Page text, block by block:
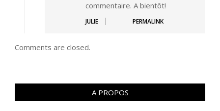
commentaire. A bientôt!
JULIE PERMALINK
Comments are closed.
A PROPOS